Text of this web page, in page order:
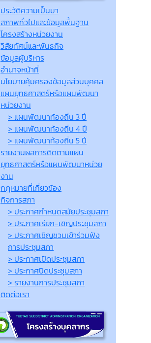
ประวัติความเป็นมา
สภาพทั่วไปและข้อมูลพื้นฐาน
โครงสร้างหน่วยงาน
วิสัยทัศน์และพันธกิจ
ข้อมูลผู้บริหาร
อำนาจหน้าที่
นโยบายคุ้มครองข้อมูลส่วนบุคคล
แผนยุทธศาสตร์หรือแผนพัฒนา
หน่วยงาน
> แผนพัฒนาท้องถิ่น 3 ปี
> แผนพัฒนาท้องถิ่น 4 ปี
> แผนพัฒนาท้องถิ่น 5 ปี
รายงานผลการติดตามแผน
ยุทธศาสตร์หรือแผนพัฒนาหน่วย
งาน
กฎหมายที่เกี่ยวข้อง
กิจการสภา
> ประกาศกำหนดสมัยประชุมสภา
> ประกาศเรียก-เชิญประชุมสภา
> ประกาศเชิญชวนเข้าร่วมฟัง
การประชุมสภา
> ประกาศเปิดประชุมสภา
> ประกาศปิดประชุมสภา
> รายงานการประชุมสภา
ติดต่อเรา